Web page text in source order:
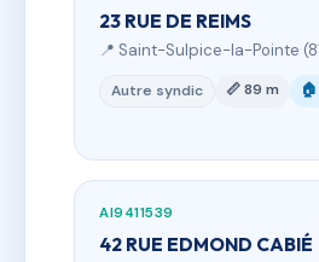
23 RUE DE REIMS
📍 Saint-Sulpice-la-Pointe
Autre syndic 📏 89 m
AI9411539
42 RUE EDMOND CABIÉ